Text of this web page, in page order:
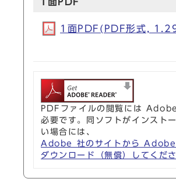
1面PDF(PDF形式,
PDFファイルの閲覧には
必要です。同ソフトがインスト
い場合には、
Adobe 社のサイトから
ダウンロード（無償）してくださ